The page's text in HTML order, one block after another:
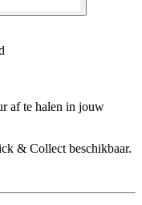
af te halen in jouw
& Collect beschikbaar.